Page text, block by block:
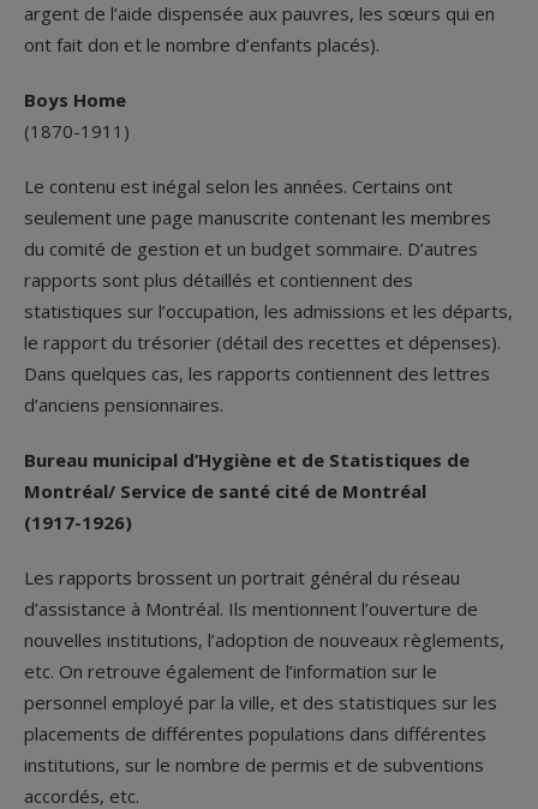
argent de l’aide dispensée aux pauvres, les sœurs qui en
ont fait don et le nombre d’enfants placés).
Boys Home
(1870-1911)
Le contenu est inégal selon les années. Certains ont
seulement une page manuscrite contenant les membres
du comité de gestion et un budget sommaire. D’autres
rapports sont plus détaillés et contiennent des
statistiques sur l’occupation, les admissions et les départs,
le rapport du trésorier (détail des recettes et dépenses).
Dans quelques cas, les rapports contiennent des lettres
d’anciens pensionnaires.
Bureau municipal d’Hygiène et de Statistiques de
Montréal/ Service de santé cité de Montréal
(1917-1926)
Les rapports brossent un portrait général du réseau
d’assistance à Montréal. Ils mentionnent l’ouverture de
nouvelles institutions, l’adoption de nouveaux règlements,
etc. On retrouve également de l’information sur le
personnel employé par la ville, et des statistiques sur les
placements de différentes populations dans différentes
institutions, sur le nombre de permis et de subventions
accordés, etc.